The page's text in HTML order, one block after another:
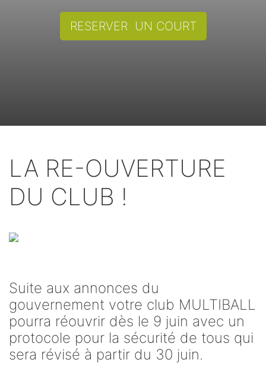
RESERVER UN COURT
LA RE-OUVERTURE
DU CLUB !
Suite aux annonces du
gouvernement votre club MULTIBALL
pourra réouvrir dès le 9 juin avec un
protocole pour la sécurité de tous qui
sera révisé à partir du 30 juin.